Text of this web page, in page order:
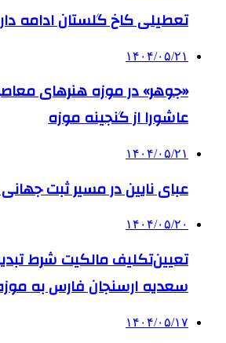
تعطیلی کاخ گلستان ادامه
۱۴۰۴/۰۵/۲۱
«جوهر» در موزه هنرهای
عاشورا از گنجینه موزه
۱۴۰۴/۰۵/۲۱
عبای نایین در مسیر ثبت جهانی
۱۴۰۴/۰۵/۲۰
تعیین‌تکلیف مالکیت شرط
سعدیه ارسنجان فارس به
۱۴۰۴/۰۵/۱۷